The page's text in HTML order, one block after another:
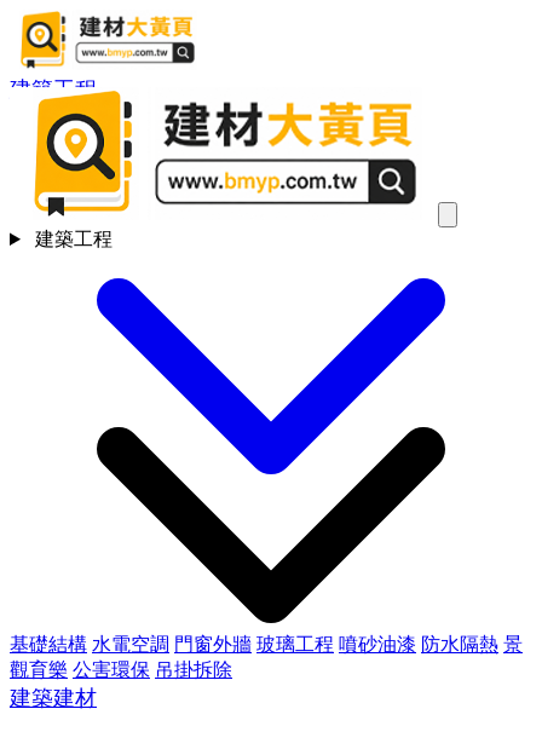
建築工程
基礎結構 水電空調 門窗外牆 玻璃工程 噴砂油漆 防水隔熱 景
觀育樂 公害環保 吊掛拆除
建築建材
建築工程